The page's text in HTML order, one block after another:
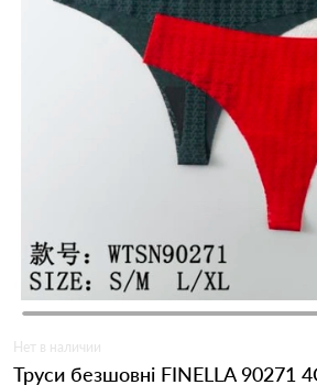
Нет в наличии
Труси безшовні FINELLA 90271